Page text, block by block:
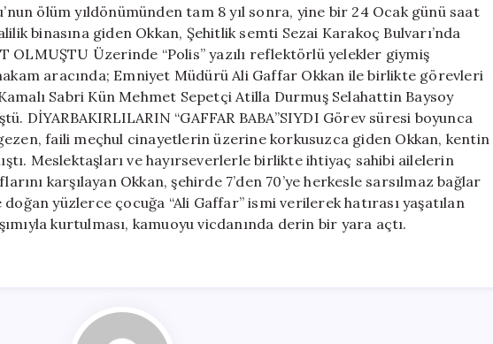
ölüm yıldönümünden tam 8 yıl sonra, yine bir 24 Ocak günü saat
binasına giden Okkan, Şehitlik semti Sezai Karakoç Bulvarı’nda
OLMUŞTU Üzerinde “Polis” yazılı reflektörlü yelekler giymiş
aracında; Emniyet Müdürü Ali Gaffar Okkan ile birlikte görevleri
Sabri Kün Mehmet Sepetçi Atilla Durmuş Selahattin Baysoy
DİYARBAKIRLILARIN “GAFFAR BABA”SIYDI Görev süresi boyunca
faili meçhul cinayetlerin üzerine korkusuzca giden Okkan, kentin
Meslektaşları ve hayırseverlerle birlikte ihtiyaç sahibi ailelerin
karşılayan Okkan, şehirde 7’den 70’ye herkesle sarsılmaz bağlar
yüzlerce çocuğa “Ali Gaffar” ismi verilerek hatırası yaşatılan
kurtulması, kamuoyu vicdanında derin bir yara açtı.